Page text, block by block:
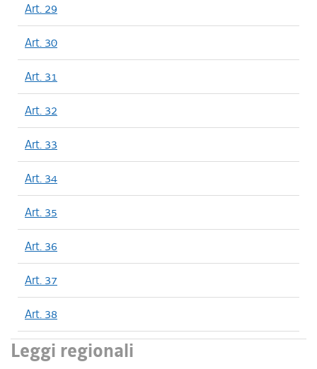
Art. 29
Art. 30
Art. 31
Art. 32
Art. 33
Art. 34
Art. 35
Art. 36
Art. 37
Art. 38
Leggi regionali